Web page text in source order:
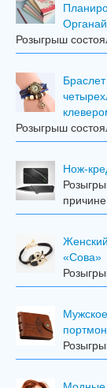
Розыгрыш
Розыгрыш
Нож-
«Сова»